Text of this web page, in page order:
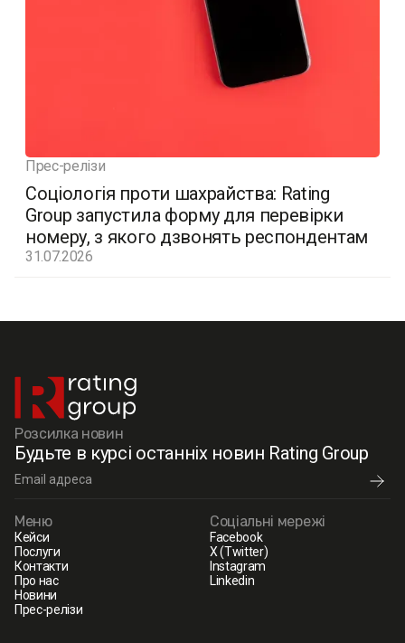
Прес-релізи
Соціологія проти шахрайства: Rating
Group запустила форму для перевірки
номеру, з якого дзвонять респондентам
31.07.2026
Розсилка новин
Будьте в курсі останніх новин Rating Group
Меню
Кейси
Послуги
Контакти
Про нас
Новини
Прес-релізи
Соціальні мережі
Facebook
X (Twitter)
Instagram
Linkedin